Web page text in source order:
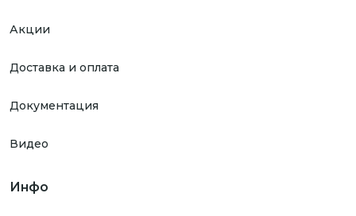
Акции
Доставка и оплата
Документация
Видео
Инфо